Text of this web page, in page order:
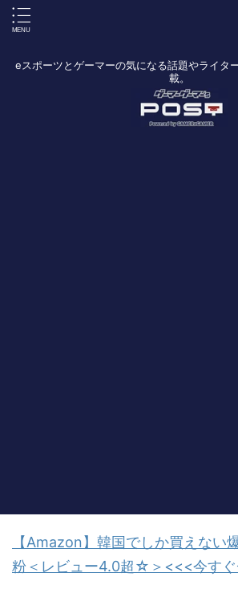
eスポーツとゲーマーの気になる話題やライタ
載。
【Amazon】韓国でしか買えない
粉＜レビュー4.0超☆＞<<<今す